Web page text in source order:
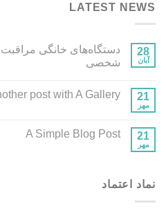
LATEST NEWS
28
آبان
دستگاه‌های خانگی
شخصی
21
مهر
post with A Gallery
21
مهر
A Simple Blog Post
نماد اعتماد